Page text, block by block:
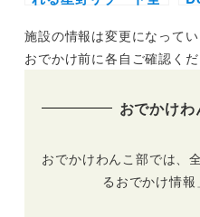
のお泊まり写真レポ
や口コミも | 大切な
施設の情報は変更になってい
おでかけ前に各自ご確認くだ
おでかけわ
おでかけわんこ部では、
るおでかけ情報